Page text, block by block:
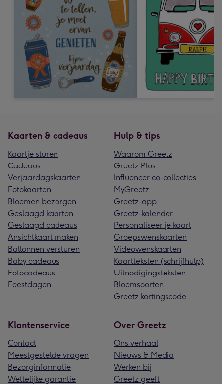
Kaarten & cadeaus
Kaartje sturen
Cadeaus
Verjaardagskaarten
Fotokaarten
Bloemen bezorgen
Geslaagd kaarten
Geslaagd cadeaus
Ansichtkaart maken
Ballonnen versturen
Baby cadeaus
Fotocadeaus
Feestdagen
Hulp & tips
Waarom Greetz
Greetz Plus
Influencer co-collecties
MyGreetz
Greetz-app
Greetz-kalender
Personaliseer je kaart
Groepswenskaarten
Videowenskaarten
Kaartteksten (schrijfhulp)
Uitnodigingsteksten
Bloemsoorten
Greetz kortingscode
Klantenservice
Contact
Meestgestelde vragen
Bezorginformatie
Wettelijke garantie
Over Greetz
Ons verhaal
Nieuws & Media
Werken bij
Greetz geeft